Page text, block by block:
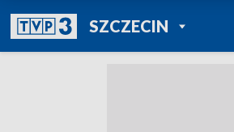
SZCZECINPOWRÓT DO
TVP REGIONY